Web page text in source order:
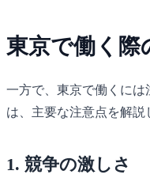
東京で働く際
一方で、東京で働くに
は、主要な注意点を解説
1. 競争の激しさ